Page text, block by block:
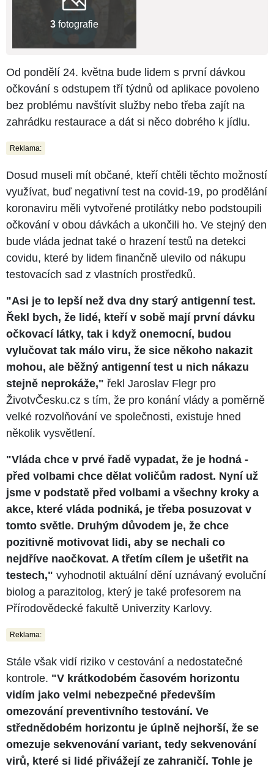
3 fotografie
Od pondělí 24. května bude lidem s první dávkou
očkování s odstupem tří týdnů od aplikace povoleno
bez problému navštívit služby nebo třeba zajít na
zahrádku restaurace a dát si něco dobrého k jídlu.
Reklama:
Dosud museli mít občané, kteří chtěli těchto možností
využívat, buď negativní test na covid-19, po prodělání
koronaviru měli vytvořené protilátky nebo podstoupili
očkování v obou dávkách a ukončili ho. Ve stejný den
bude vláda jednat také o hrazení testů na detekci
covidu, které by lidem finančně ulevilo od nákupu
testovacích sad z vlastních prostředků.
"Asi je to lepší než dva dny starý antigenní test.
Řekl bych, že lidé, kteří v sobě mají první dávku
očkovací látky, tak i když onemocní, budou
vylučovat tak málo viru, že sice někoho nakazit
mohou, ale běžný antigenní test u nich nákazu
stejně neprokáže," řekl Jaroslav Flegr pro
ŽivotvČesku.cz s tím, že pro konání vlády a poměrně
velké rozvolňování ve společnosti, existuje hned
několik vysvětlení.
"Vláda chce v prvé řadě vypadat, že je hodná -
před volbami chce dělat voličům radost. Nyní už
jsme v podstatě před volbami a všechny kroky a
akce, které vláda podniká, je třeba posuzovat v
tomto světle. Druhým důvodem je, že chce
pozitivně motivovat lidi, aby se nechali co
nejdříve naočkovat. A třetím cílem je ušetřit na
testech," vyhodnotil aktuální dění uznávaný evoluční
biolog a parazitolog, který je také profesorem na
Přírodovědecké fakultě Univerzity Karlovy.
Reklama:
Stále však vidí riziko v cestování a nedostatečné
kontrole. "V krátkodobém časovém horizontu
vidím jako velmi nebezpečné především
omezování preventivního testování. Ve
střednědobém horizontu je úplně nejhorší, že se
omezuje sekvenování variant, tedy sekvenování
virů, které si lidé přivážejí ze zahraničí. Tohle je